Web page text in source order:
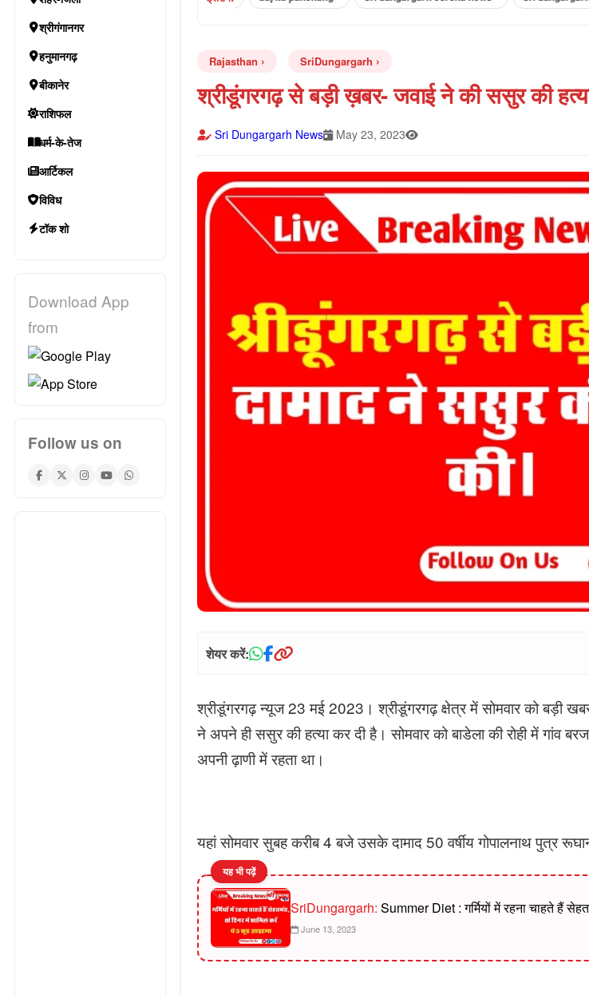
श्रीगंगानगर
हनुमानगढ़
बीकानेर
राशिफल
धर्म-के-तेज
आर्टिकल
विविध
टॉक शो
Download App
from
Follow us on
Rajasthan SriDungargarh
श्रीडूंगरगढ़ से बड़ी ख़बर- जवाई ने की ससुर की
Sri Dungargarh News May 23, 2023
शेयर करें:
श्रीडूंगरगढ़ न्यूज 23 मई 2023। श्रीडूंगरगढ़ क्षेत्र में सोमवार को बड़ी
ने अपने ही ससुर की हत्या कर दी है। सोमवार को बाडेला की रोही में गांव
अपनी ढ़ाणी में रहता था।
यहां सोमवार सुबह करीब 4 बजे उसके दामाद 50 वर्षीय गोपालनाथ पुत्र
यह भी पढ़ें
SriDungargarh: Summer Diet : गर्मियों में रहना चाहते हैं
June 13, 2023